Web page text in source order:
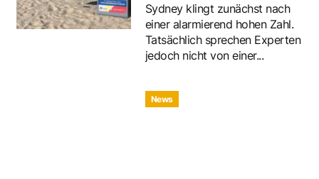
Sydney klingt zunächst nach
einer alarmierend hohen Zahl.
Tatsächlich sprechen Experten
jedoch nicht von einer...
News